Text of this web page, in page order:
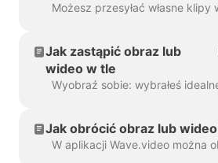
Jak zastąpić obraz lub
wideo w tle
Jak obrócić obraz lub wideo